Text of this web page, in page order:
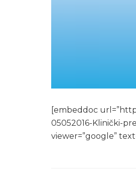
[embeddoc
05052016-Klinički-
viewer=”google”